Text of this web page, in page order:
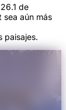
de
sea aún más
paisajes.